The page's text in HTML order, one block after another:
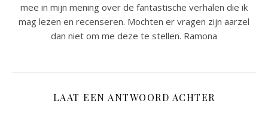
mee in mijn mening over de fantastische verhalen die ik
mag lezen en recenseren. Mochten er vragen zijn aarzel
dan niet om me deze te stellen. Ramona
LAAT EEN ANTWOORD ACHTER